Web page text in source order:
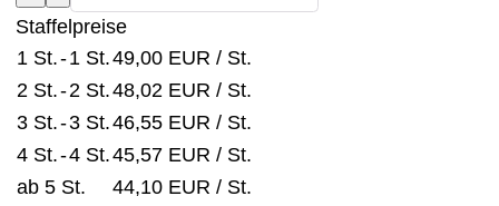
Staffelpreise
1 St.-1 St.49,00 EUR / St.
2 St.-2 St.48,02 EUR / St.
3 St.-3 St.46,55 EUR / St.
4 St.-4 St.45,57 EUR / St.
ab 5 St.
44,10 EUR / St.